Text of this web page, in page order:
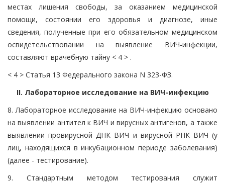
местах лишения свободы, за оказанием медицинской
помощи, состоянии его здоровья и диагнозе, иные
сведения, полученные при его обязательном медицинском
освидетельствовании на выявление ВИЧ-инфекции,
составляют врачебную тайну < 4 > .
< 4 > Статья 13 Федерального закона N 323-ФЗ.
II. Лабораторное исследование на ВИЧ-инфекцию
8. Лабораторное исследование на ВИЧ-инфекцию основано
на выявлении антител к ВИЧ и вирусных антигенов, а также
выявлении провирусной ДНК ВИЧ и вирусной РНК ВИЧ (у
лиц, находящихся в инкубационном периоде заболевания)
(далее - тестирование).
9. Стандартным методом тестирования служит